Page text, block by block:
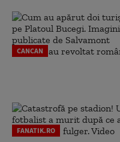
CANCAN
FANATIK.RO